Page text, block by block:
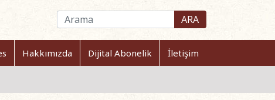
ARA
Hakkımızda Dijital Abonelik İletişim